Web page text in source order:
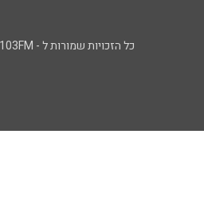
כל הזכויות שמורות ל - 103FM